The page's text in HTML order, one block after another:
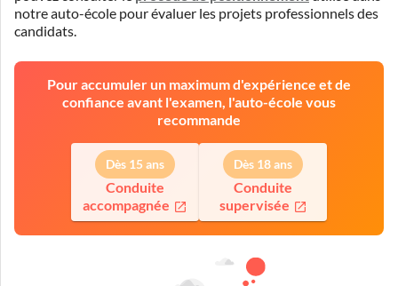
notre auto-école pour évaluer les projets professionnels des
candidats.
Pour accumuler un maximum d'expérience et de
confiance avant l'examen, l'auto-école vous
recommande
Dès 15 ans
Conduite
accompagnée
Dès 18 ans
Conduite
supervisée